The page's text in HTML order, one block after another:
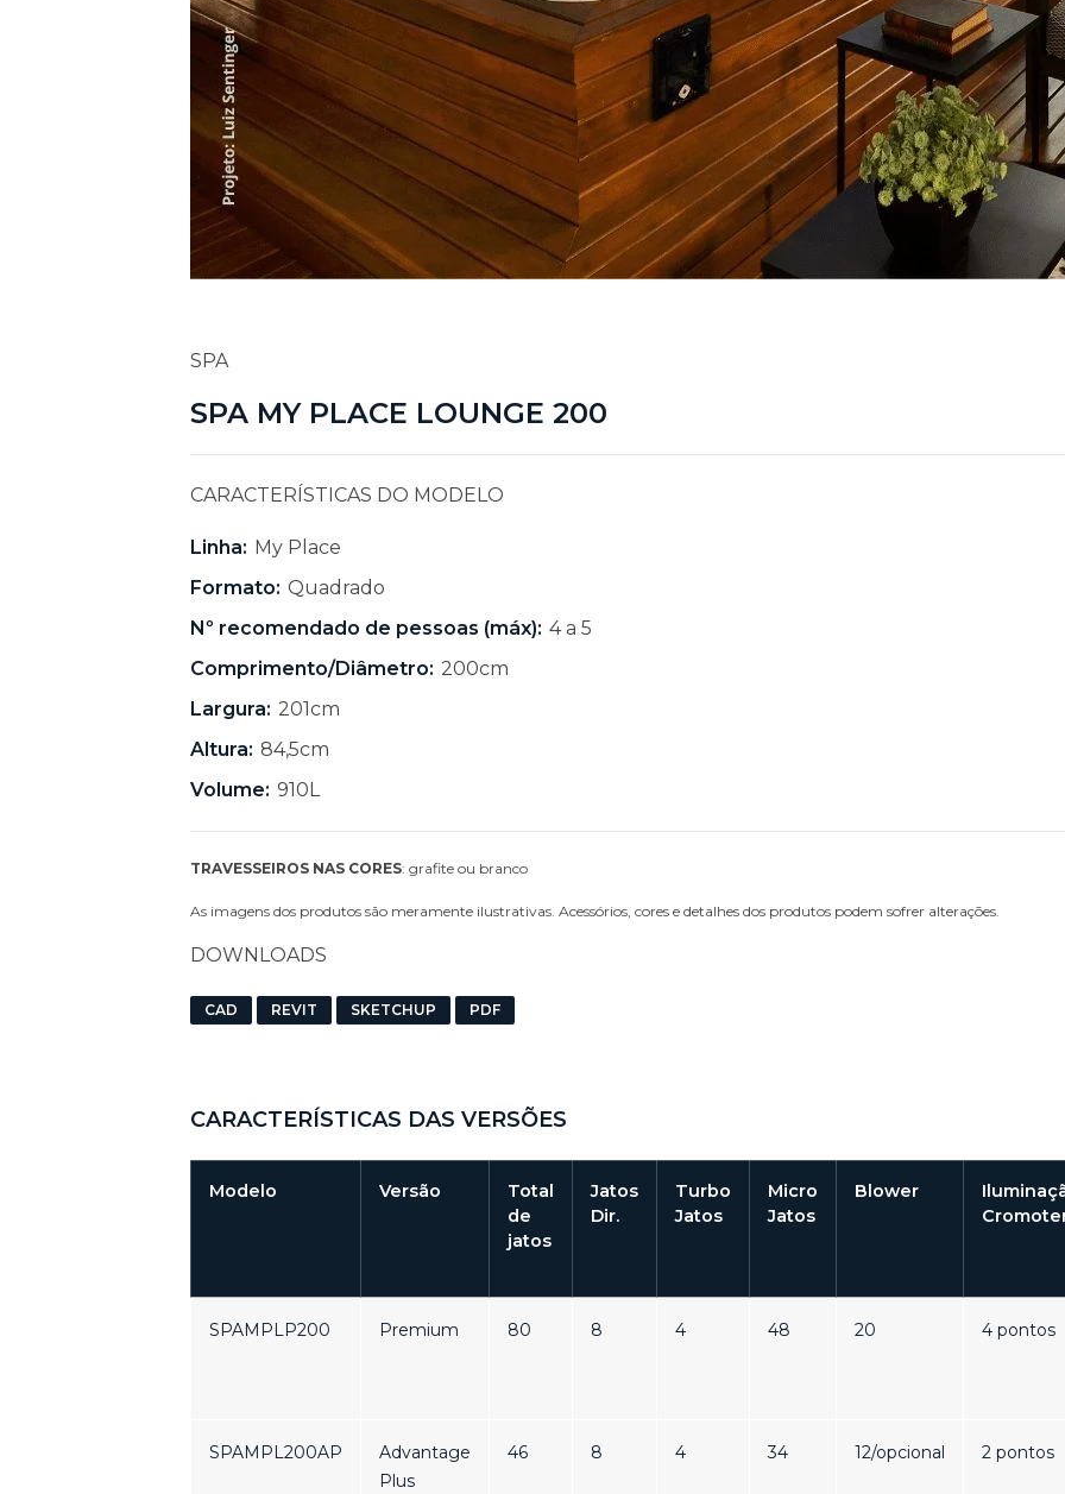
SPA
SPA MY PLACE LOUNGE 200
CARACTERÍSTICAS DO MODELO
Linha: My Place
Formato: Quadrado
Nº recomendado de pessoas (máx): 4 a 5
Comprimento/Diâmetro: 200cm
Largura: 201cm
Altura: 84,5cm
Volume: 910L
TRAVESSEIROS NAS CORES: grafite ou branco
As imagens dos produtos são meramente ilustrativas. Acessórios, cores e detalhes dos produtos podem sofrer alterações.
DOWNLOADS
CAD REVIT SKETCHUP PDF
CARACTERÍSTICAS DAS VERSÕES
Modelo Versão
Total
de
jatos
Jatos
Dir.
Turbo
Jatos
Micro
Jatos
Blower
SPAMPLP200 Premium 80 8 4 48 20 4 pontos
SPAMPL200AP
Advantage
Plus
46 8 4 34 12/opcional 2 pontos